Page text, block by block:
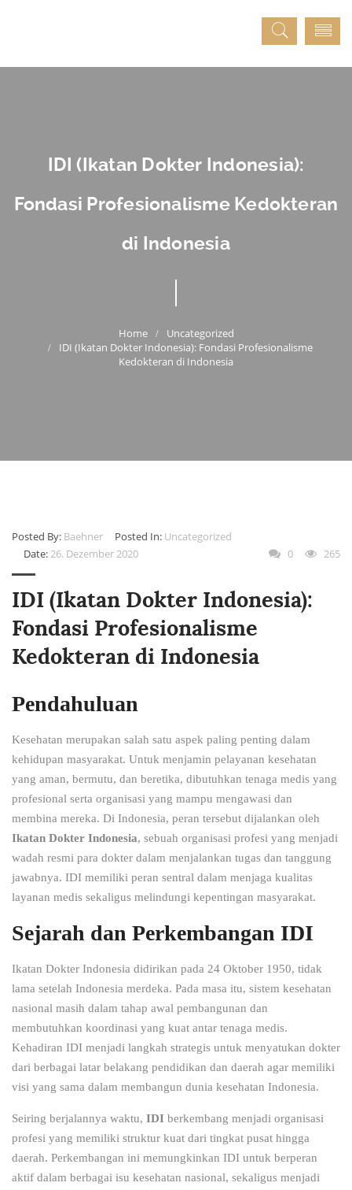
IDI (Ikatan Dokter Indonesia):
Fondasi Profesionalisme Kedokteran
di Indonesia
Uncategorized
IDI (Ikatan Dokter Indonesia): Fondasi Profesionalisme
Kedokteran di Indonesia
Posted By: Baehner Posted In: Uncategorized
Date:26. Dezember 2020 0 265
IDI (Ikatan Dokter Indonesia):
Fondasi Profesionalisme
Kedokteran di Indonesia
Pendahuluan
Kesehatan merupakan salah satu aspek paling penting dalam
kehidupan masyarakat. Untuk menjamin pelayanan kesehatan
yang aman, bermutu, dan beretika, dibutuhkan tenaga medis yang
profesional serta organisasi yang mampu mengawasi dan
membina mereka. Di Indonesia, peran tersebut dijalankan oleh
Ikatan Dokter Indonesia, sebuah organisasi profesi yang menjadi
wadah resmi para dokter dalam menjalankan tugas dan tanggung
jawabnya. IDI memiliki peran sentral dalam menjaga kualitas
layanan medis sekaligus melindungi kepentingan masyarakat.
Sejarah dan Perkembangan IDI
Ikatan Dokter Indonesia didirikan pada 24 Oktober 1950, tidak
lama setelah Indonesia merdeka. Pada masa itu, sistem kesehatan
nasional masih dalam tahap awal pembangunan dan
membutuhkan koordinasi yang kuat antar tenaga medis.
Kehadiran IDI menjadi langkah strategis untuk menyatukan dokter
dari berbagai latar belakang pendidikan dan daerah agar memiliki
visi yang sama dalam membangun dunia kesehatan Indonesia.
Seiring berjalannya waktu, IDI berkembang menjadi organisasi
profesi yang memiliki struktur kuat dari tingkat pusat hingga
daerah. Perkembangan ini memungkinkan IDI untuk berperan
aktif dalam berbagai isu kesehatan nasional, sekaligus menjadi